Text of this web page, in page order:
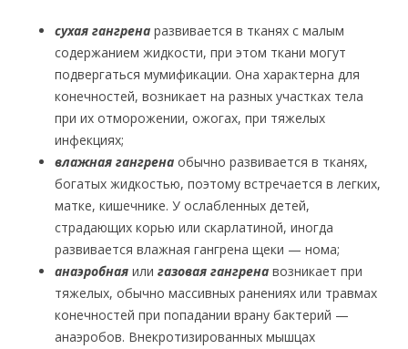
сухая гангрена развивается в тканях с малым
содержанием жидкости, при этом ткани могут
подвергаться мумификации. Она характерна для
конечностей, возникает на разных участках тела
при их отморожении, ожогах, при тяжелых
инфекциях;
влажная гангрена обычно развивается в тканях,
богатых жидкостью, поэтому встречается в легких,
матке, кишечнике. У ослабленных детей,
страдающих корью или скарлатиной, иногда
развивается влажная гангрена щеки — нома;
анаэробная или газовая гангрена возникает при
тяжелых, обычно массивных ранениях или травмах
конечностей при попадании врану бактерий —
анаэробов. Внекротизированных мышцах